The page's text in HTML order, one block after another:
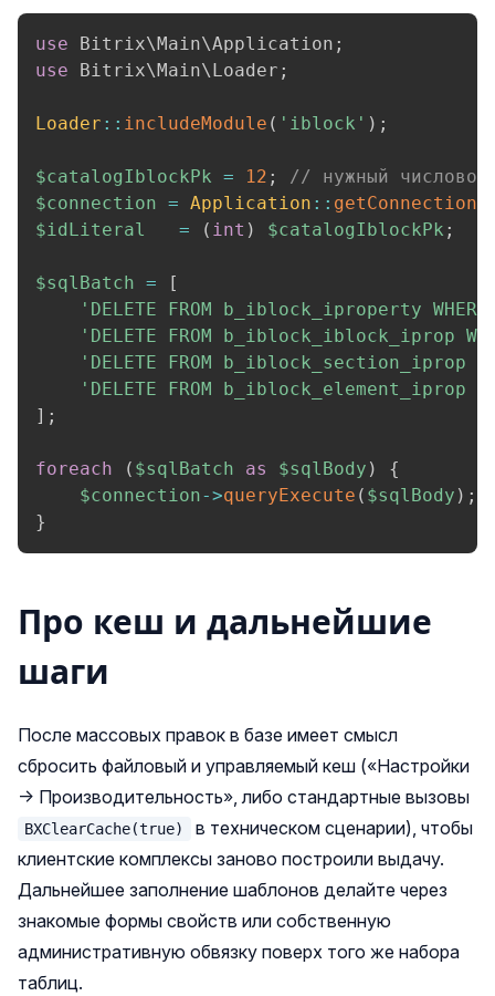
use Bitrix\Main\Application ;
use
Bitrix\Main\Loader ;
Loader :: includeModule ( 'iblock' ) ;
$catalogIblockPk = 12 ;
// нужный числовой
$connection = Application :: getConnection
$idLiteral
= ( int ) $catalogIblockPk ;
$sqlBatch =
[
'DELETE FROM b_iblock_iproperty
'DELETE FROM b_iblock_iblock_iprop
'DELETE FROM b_iblock_section_iprop
'DELETE FROM b_iblock_element_iprop
] ;
foreach ( $sqlBatch as $sqlBody )
{
$connection->queryExecute ( $sqlBody ) ;
}
Про кеш и дальнейшие
шаги
После массовых правок в базе имеет смысл
сбросить файловый и управляемый кеш («Настройки
→ Производительность», либо стандартные вызовы
BXClearCache(true)
в техническом сценарии), чтобы
клиентские комплексы заново построили выдачу.
Дальнейшее заполнение шаблонов делайте через
знакомые формы свойств или собственную
административную обвязку поверх того же набора
таблиц.